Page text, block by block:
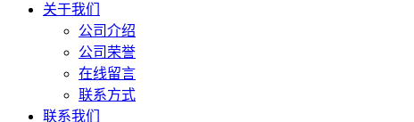
关于我们
公司介绍
公司荣誉
在线留言
联系方式
联系我们